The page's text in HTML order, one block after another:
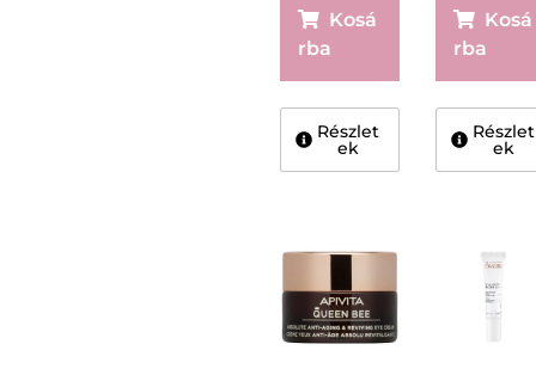
SZEMKÖRNYÉK
ÁPOLÓ 15ML
Kosá
rba
Részlet
ek
Kosá
rba
Részlet
ek